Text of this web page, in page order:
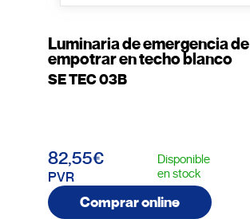
Luminaria de emergencia de
empotrar en techo blanco
SE TEC 03B
82,55€
PVR
Disponible
en stock
Comprar online